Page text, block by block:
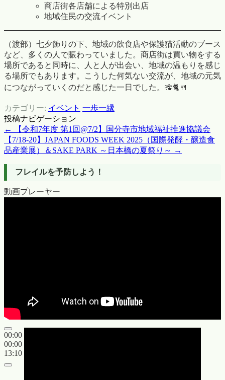
商店街各店舗による特別出店
地域住民の交流イベント
（渡部）七夕飾りの下、地域の飲食店や保護猫活動のブース
など、多くの人で賑わっていました。商店街は買い物をする
場所であると同時に、人と人が出会い、地域の温もりを感じ
る場所でもあります。こうした何気ない交流が、地域の元気
につながっていくのだと感じた一日でした。🎋🐈🍴
カテゴリー: イベント 一歩一縁
投稿ナビゲーション
←
【令和7年度 第1回@7/2】国分寺市地域福祉推進協議会
【7/18-20】JAPAN FOODS WEEK 2025（国際発酵・醸造食
品産業展）＆SAKE PARK ～日本橋の夏祭り～ →
フレイルを予防しよう！
動画プレーヤー
00:00
00:00
13:10